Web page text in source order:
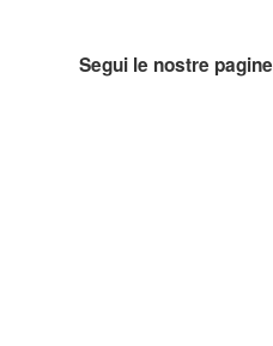
Segui le nostre pagine